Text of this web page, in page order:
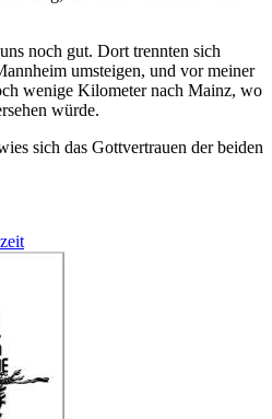
noch gut. Dort trennten sich
umsteigen, und vor meiner
wenige Kilometer nach Mainz, wo
würde.
sich das Gottvertrauen der beiden